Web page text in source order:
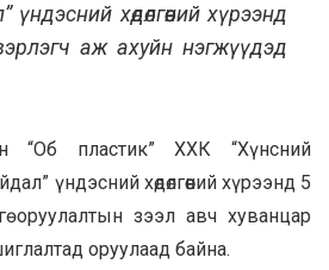
хөдөлгөөний хүрээнд
аж ахуйн нэгжүүдэд
“Об пластик” ХХК “Хүнсний
үндэсний хөдөлгөөний хүрээнд 5
оруулалтын зээл авч хуванцар
оруулаад байна.